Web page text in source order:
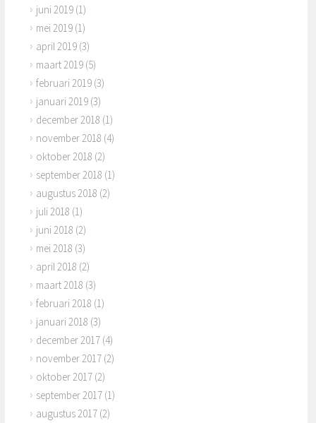
juni 2019 (1)
mei 2019 (1)
april 2019 (3)
maart 2019 (5)
februari 2019 (3)
januari 2019 (3)
december 2018 (1)
november 2018 (4)
oktober 2018 (2)
september 2018 (1)
augustus 2018 (2)
juli 2018 (1)
juni 2018 (2)
mei 2018 (3)
april 2018 (2)
maart 2018 (3)
februari 2018 (1)
januari 2018 (3)
december 2017 (4)
november 2017 (2)
oktober 2017 (2)
september 2017 (1)
augustus 2017 (2)